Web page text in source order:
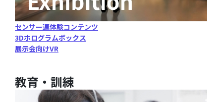
センサー連体験コンテンツ
3Dホログラムボックス
展示会向けVR
教育・訓練